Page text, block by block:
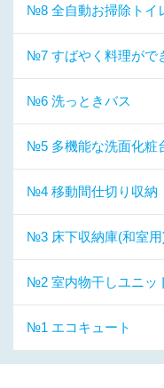
№8 全自動お掃除トイ
№7 すばやく料理がで
№6 洗っときバス
№5 多機能な洗面化粧
№4 移動間仕切り収納
№3 床下収納庫(和室用
№2 室内物干しユニッ
№1 エコキュート